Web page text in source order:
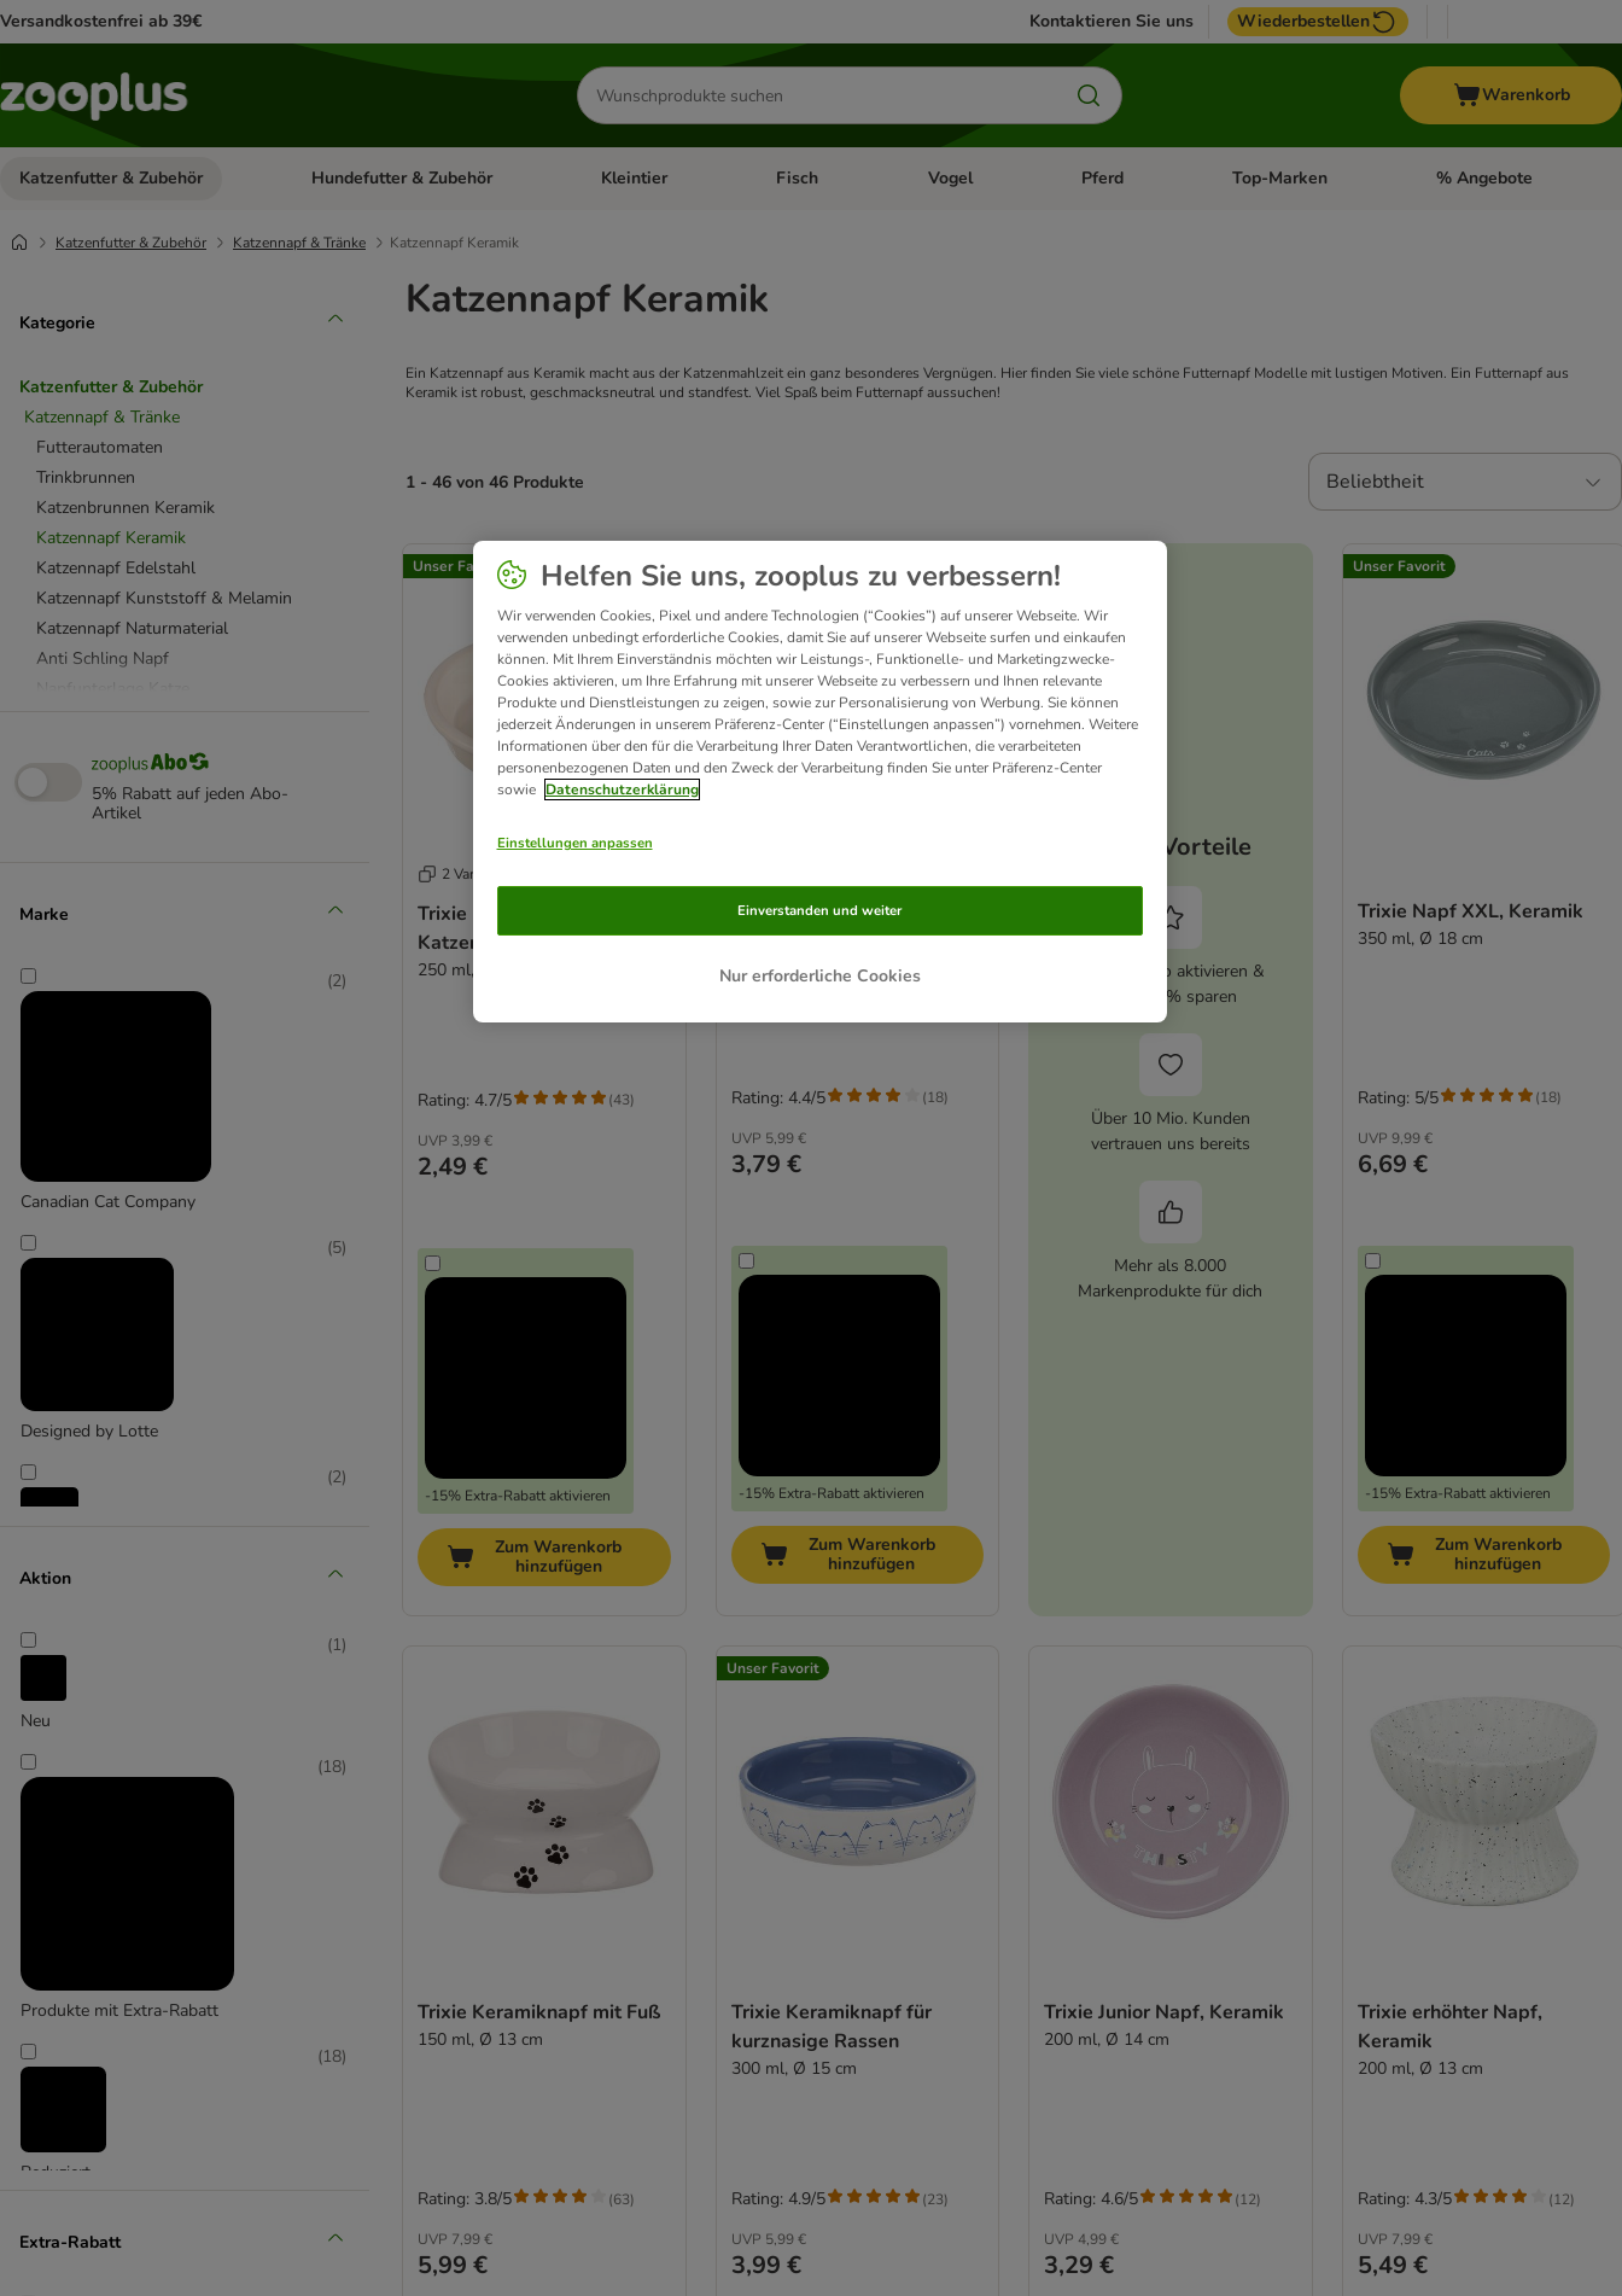
Versandkostenfrei ab 39€ Kontaktieren Sie uns Wiederbestellen
Produkte
suchen
Warenkorb
Katzenfutter & Zubehör Kategorie-Menü öffnen: Katzenfutter & Zubehör
Hundefutter & Zubehör Kategorie-Menü öffnen: Hundefutter & Zubehör
Kleintier Kategorie-Menü öffnen: Kleintier
Fisch Kategorie-Menü öffnen: Fisch
Vogel Kategorie-Menü öffnen: Vogel
Pferd Kategorie-Menü öffnen: Pferd
Top-Marken Kategorie-Menü öffnen:
% Angebote
Katzenfutter & Zubehör Katzennapf & Tränke Katzennapf Keramik
Kategorie
Katzenfutter & Zubehör
Katzennapf & Tränke
Futterautomaten
Trinkbrunnen
Katzenbrunnen Keramik
Katzennapf Keramik
Katzennapf Edelstahl
Katzennapf Kunststoff & Melamin
Katzennapf Naturmaterial
Anti Schling Napf
Katzenfutter Aufbewahrung
5% Rabatt auf jeden Abo-
Artikel
Marke
Canadian Cat Company
(2)
Designed by Lotte
(5)
(2)
TIAKI
Zoomtopia
Aktion
Neu
(1)
Produkte mit Extra-Rabatt
(18)
Reduziert
(18)
Extra-Rabatt
Katzennapf Keramik
Ein Katzennapf aus Keramik macht aus der Katzenmahlzeit ein ganz besonderes Vergnügen. Hier finden Sie viele schöne Futternapf Modelle mit lustigen Motiven. Ein Futternapf aus
Keramik ist robust, geschmacksneutral und standfest. Viel Spaß beim Futternapf aussuchen!
1 - 46 von 46 Produkte Beliebtheit
product items have been changed
Unser Favorit
2 Varianten
Trixie Keramiknapf mit
Katzenmotiv
250 ml, Ø 13 cm
UVP 3,99 €
2,49 €
-15% Extra-Rabatt aktivieren
Rating: 4.7/5 (43)
Zum Warenkorb
hinzufügen
Trixie Keramikteller Katze
für kurznasige Rassen
200 ml, Ø 15 cm
UVP 5,99 €
3,79 €
-15% Extra-Rabatt aktivieren
Rating: 4.4/5 (18)
Zum Warenkorb
hinzufügen
Deine Vorteile
zooplus Abo aktivieren &
immer 5% sparen
Über 10 Mio. Kunden
vertrauen uns bereits
Mehr als 8.000
Markenprodukte für dich
Unser Favorit
Trixie Napf XXL, Keramik
350 ml, Ø 18 cm
UVP 9,99 €
6,69 €
-15% Extra-Rabatt aktivieren
Rating: 5/5 (18)
Zum Warenkorb
hinzufügen
Trixie Keramiknapf mit Fuß
150 ml, Ø 13 cm
UVP 7,99 €
5,99 €
Rating: 3.8/5 (63)
Unser Favorit
Trixie Keramiknapf für
kurznasige Rassen
300 ml, Ø 15 cm
UVP 5,99 €
3,99 €
Rating: 4.9/5 (23)
Trixie Junior Napf, Keramik
200 ml, Ø 14 cm
UVP 4,99 €
3,29 €
Rating: 4.6/5 (12)
Trixie erhöhter Napf,
Keramik
200 ml, Ø 13 cm
UVP 7,99 €
5,49 €
Rating: 4.3/5 (12)
Helfen Sie uns, zooplus zu verbessern!
Wir verwenden Cookies, Pixel und andere Technologien (“Cookies”) auf unserer Webseite. Wir
verwenden unbedingt erforderliche Cookies, damit Sie auf unserer Webseite surfen und einkaufen
können. Mit Ihrem Einverständnis möchten wir Leistungs-, Funktionelle- und Marketingzwecke-
Cookies aktivieren, um Ihre Erfahrung mit unserer Webseite zu verbessern und Ihnen relevante
Produkte und Dienstleistungen zu zeigen, sowie zur Personalisierung von Werbung. Sie können
jederzeit Änderungen in unserem Präferenz-Center (“Einstellungen anpassen”) vornehmen. Weitere
Informationen über den für die Verarbeitung Ihrer Daten Verantwortlichen, die verarbeiteten
personenbezogenen Daten und den Zweck der Verarbeitung finden Sie unter Präferenz-Center
sowie Datenschutzerklärung
Einstellungen anpassen
Nur erforderliche Cookies
Einverstanden und weiter